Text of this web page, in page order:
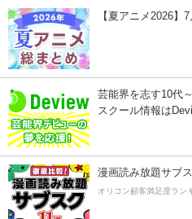
【夏アニメ2026】
芸能界を志す10代
スクール情報は
漫画読み放題サブ
オリコン顧客満足度ラン